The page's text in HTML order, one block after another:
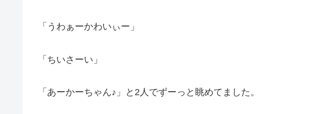
「うわぁーかわいぃー」
「ちいさーい」
「あーかーちゃん♪」と2人でずーっと眺めてました。